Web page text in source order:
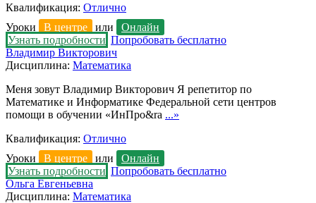
Квалификация: Отлично
Уроки
В центре или
Онлайн
Узнать подробности Попробовать бесплатно
Владимир Викторович
Дисциплина: Математика
Меня зовут Владимир Викторович Я репетитор по
Математике и Информатике Федеральной сети центров
помощи в обучении «ИнПро&ra ...»
Квалификация: Отлично
Уроки
В центре или
Онлайн
Узнать подробности Попробовать бесплатно
Ольга Евгеньевна
Дисциплина: Математика